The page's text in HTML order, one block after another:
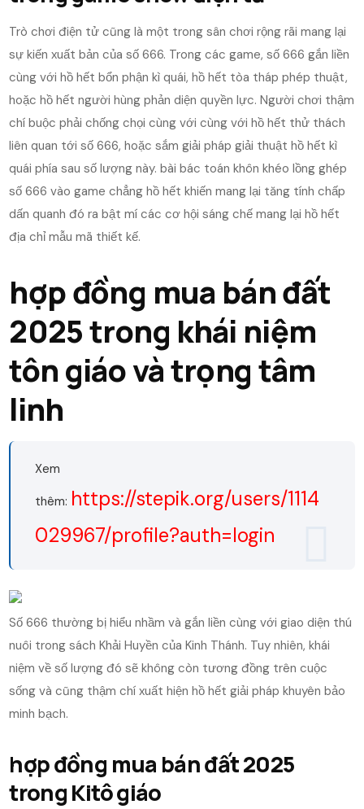
Trò chơi điện tử cũng là một trong sân chơi rộng rãi mang lại
sự kiến xuất bản của số 666. Trong các game, số 666 gắn liền
cùng với hồ hết bổn phận kì quái, hồ hết tòa tháp phép thuật,
hoặc hồ hết người hùng phản diện quyền lực. Người chơi thậm
chí buộc phải chống chọi cùng với cùng với hồ hết thử thách
liên quan tới số 666, hoặc sắm giải pháp giải thuật hồ hết kì
quái phía sau số lượng này. bài bác toán khôn khéo lồng ghép
số 666 vào game chẳng hồ hết khiến mang lại tăng tính chấp
dấn quanh đó ra bật mí các cơ hội sáng chế mang lại hồ hết
địa chỉ mẫu mã thiết kế.
hợp đồng mua bán đất
2025 trong khái niệm
tôn giáo và trọng tâm
linh
Xem
thêm: https://stepik.org/users/1114
029967/profile?auth=login
Số 666 thường bị hiểu nhầm và gắn liền cùng với giao diện thú
nuôi trong sách Khải Huyền của Kinh Thánh. Tuy nhiên, khái
niệm về số lượng đó sẽ không còn tương đồng trên cuộc
sống và cũng thậm chí xuất hiện hồ hết giải pháp khuyên bảo
minh bạch.
hợp đồng mua bán đất 2025
trong Kitô giáo